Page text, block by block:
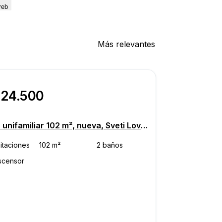
Más relevantes
Casa unifamiliar 102 m², nueva, Sveti Lovreč